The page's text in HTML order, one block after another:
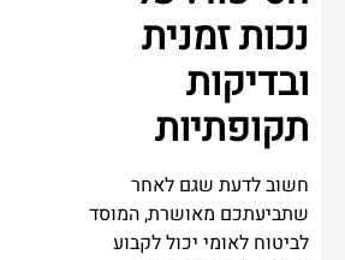
נכות זמנית
ובדיקות
תקופתיות
חשוב לדעת שגם לאחר
שתביעתכם מאושרת, המוסד
לביטוח לאומי יכול לקבוע